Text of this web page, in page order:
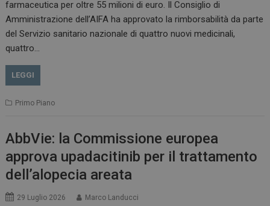
farmaceutica per oltre 55 milioni di euro. Il Consiglio di
Amministrazione dell’AIFA ha approvato la rimborsabilità da parte
del Servizio sanitario nazionale di quattro nuovi medicinali,
quattro…
LEGGI
Primo Piano
AbbVie: la Commissione europea
approva upadacitinib per il trattamento
dell’alopecia areata
29 Luglio 2026 Marco Landucci
VISITOR_INFO1_LIVE
Google LLC
.youtube.com
5